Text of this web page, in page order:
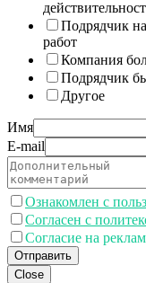
Подрядчик
работ
Компания
Подрядчик
Другое
Имя
E-mail
Ознакомлен с
Согласен с
Согласие на
Отправить
Close